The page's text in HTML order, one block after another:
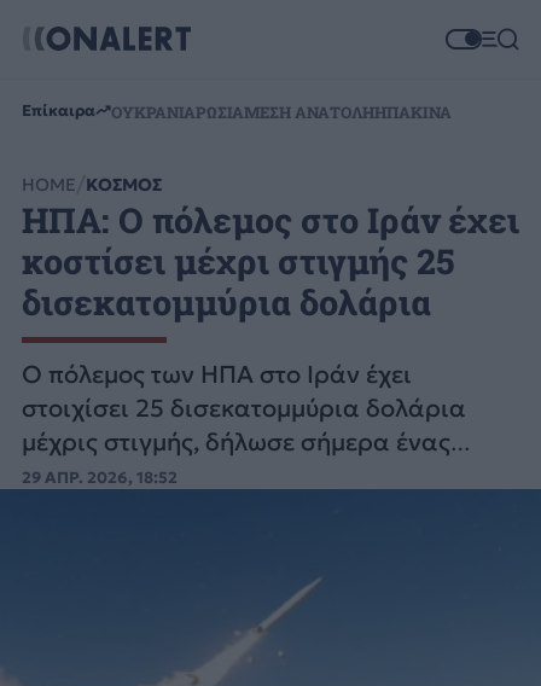
Επίκαιρα ΟΥΚΡΑΝΙΑΡΩΣΙΑΜΕΣΗ ΑΝΑΤΟΛΗΗΠΑΚΙΝΑ
HOME ΚΟΣΜΟΣ
ΗΠΑ: Ο πόλεμος στο Ιράν έχει
κοστίσει μέχρι στιγμής 25
δισεκατομμύρια δολάρια
Ο πόλεμος των ΗΠΑ στο Ιράν έχει
στοιχίσει 25 δισεκατομμύρια δολάρια
μέχρις στιγμής, δήλωσε σήμερα ένας
υψηλόβαθμος αξιωματούχος του
29 ΑΠΡ. 2026, 18:52